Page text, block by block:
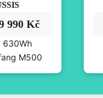
990 Kč
630Wh
M500